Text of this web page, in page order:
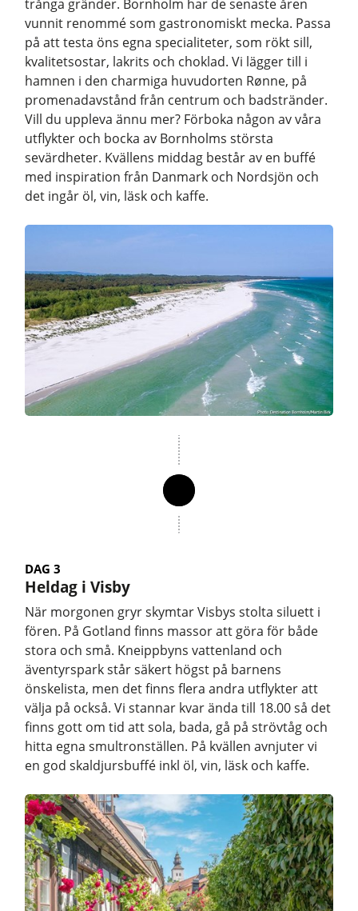
trånga gränder. Bornholm har de senaste åren
vunnit renommé som gastronomiskt mecka. Passa
på att testa öns egna specialiteter, som rökt sill,
kvalitetsostar, lakrits och choklad. Vi lägger till i
hamnen i den charmiga huvudorten Rønne, på
promenadavstånd från centrum och badstränder.
Vill du uppleva ännu mer? Förboka någon av våra
utflykter och bocka av Bornholms största
sevärdheter. Kvällens middag består av en buffé
med inspiration från Danmark och Nordsjön och
det ingår öl, vin, läsk och kaffe.
DAG 3
Heldag i Visby
När morgonen gryr skymtar Visbys stolta siluett i
fören. På Gotland finns massor att göra för både
stora och små. Kneippbyns vattenland och
äventyrspark står säkert högst på barnens
önskelista, men det finns flera andra utflykter att
välja på också. Vi stannar kvar ända till 18.00 så det
finns gott om tid att sola, bada, gå på strövtåg och
hitta egna smultronställen. På kvällen avnjuter vi
en god skaldjursbuffé inkl öl, vin, läsk och kaffe.